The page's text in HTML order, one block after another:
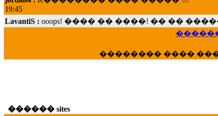
LavantiS :
���; ���� ��� ��� �������� ����
veronica :E���� 2012 ��� ����� ���
�������� ����
������ sites